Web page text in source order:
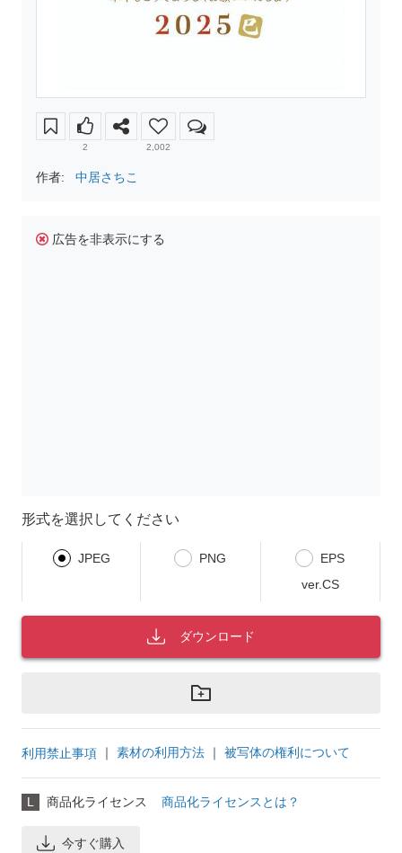
2 2,002
作者: 中居さちこ
広告を非表示にする
形式を選択してください
JPEG PNG
EPS
ver.CS
ダウンロード
利用禁止事項 ｜ 素材の利用方法 ｜ 被写体の権利について
L 商品化ライセンス 商品化ライセンスとは？
今すぐ購入